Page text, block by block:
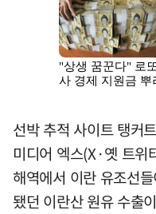
선박 추적 사이트 탱커
미디어 엑스(X·옛 트
해역에서 이란 유조선
됐던 이란산 원유 수출